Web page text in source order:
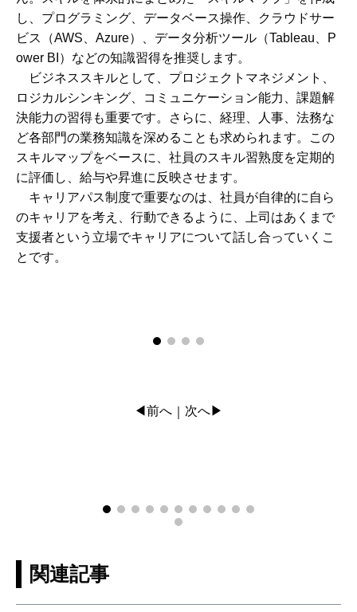
し、プログラミング、データベース操作、クラウドサー
ビス（AWS、Azure）、データ分析ツール（Tableau、P
ower BI）などの知識習得を推奨します。
ビジネススキルとして、プロジェクトマネジメント、
ロジカルシンキング、コミュニケーション能力、課題解
決能力の習得も重要です。さらに、経理、人事、法務な
ど各部門の業務知識を深めることも求められます。この
スキルマップをベースに、社員のスキル習熟度を定期的
に評価し、給与や昇進に反映させます。
キャリアパス制度で重要なのは、社員が自律的に自ら
のキャリアを考え、行動できるように、上司はあくまで
支援者という立場でキャリアについて話し合っていくこ
とです。
◀前へ 次へ▶
関連記事